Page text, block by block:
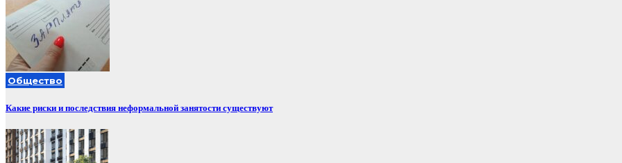
Общество
Какие риски и последствия неформальной занятости существуют